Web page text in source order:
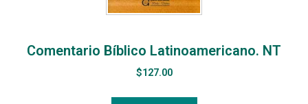
Comentario Bíblico Latinoamericano. NT
$127.00